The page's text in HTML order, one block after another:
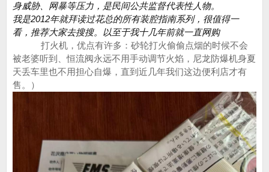
身威胁、网暴等压力，是民间公共监督代表性人物。
我是2012年就拜读过花总的所有装腔指南系列，很值得一
看，推荐大家去搜搜。以至于我十几年前就一直网购
打火机，优点有许多：砂轮打火偷偷点烟的时候不会
被老婆听到、恒流阀永远不用手动调节火焰，尼龙防爆机身夏
天丢车里也不用担心自爆，直到近几年我们这边便利店才有
售。）